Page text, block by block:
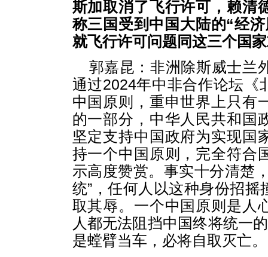
斯加取消了飞行许可，赖清
称三国受到中国大陆的“经
就飞行许可问题同这三个国
郭嘉昆：非洲除斯威士兰
通过2024年中非合作论坛《
中国原则，重申世界上只有
的一部分，中华人民共和国
坚定支持中国政府为实现国
持一个中国原则，完全符合
示高度赞赏。事实十分清楚
统”，任何人以这种身份招
取其辱。一个中国原则是人
人都无法阻挡中国终将统一
是螳臂当车，必将自取灭亡。